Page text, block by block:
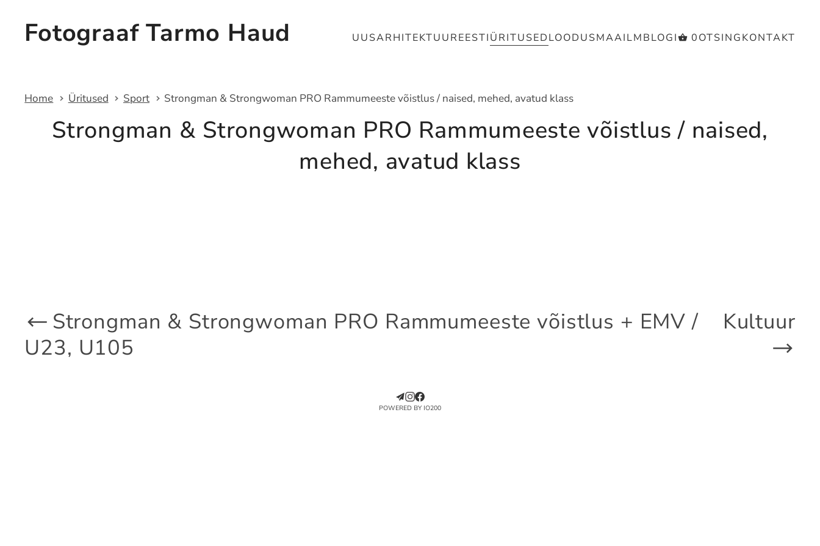
Fotograaf Tarmo Haud UUSARHITEKTUUREESTIÜRITUSEDLOODUSMAAILMBLOGI 0OTSINGKONTAKT
Home Üritused Sport Strongman & Strongwoman PRO Rammumeeste võistlus / naised, mehed, avatud klass
Strongman & Strongwoman PRO Rammumeeste võistlus / naised,
mehed, avatud klass
Strongman & Strongwoman PRO Rammumeeste võistlus + EMV /
U23, U105
Kultuur
POWERED BY IO200